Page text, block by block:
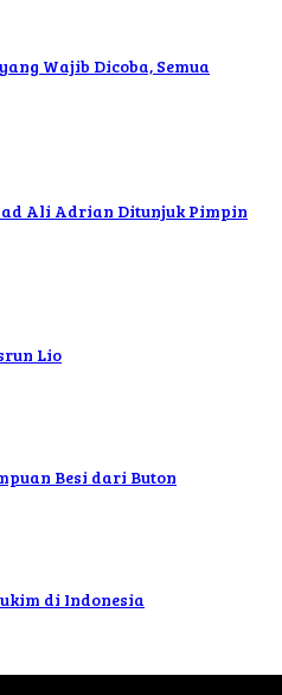
Wajib Dicoba, Semua
Ali Adrian Ditunjuk Pimpin
Lio
Besi dari Buton
di Indonesia